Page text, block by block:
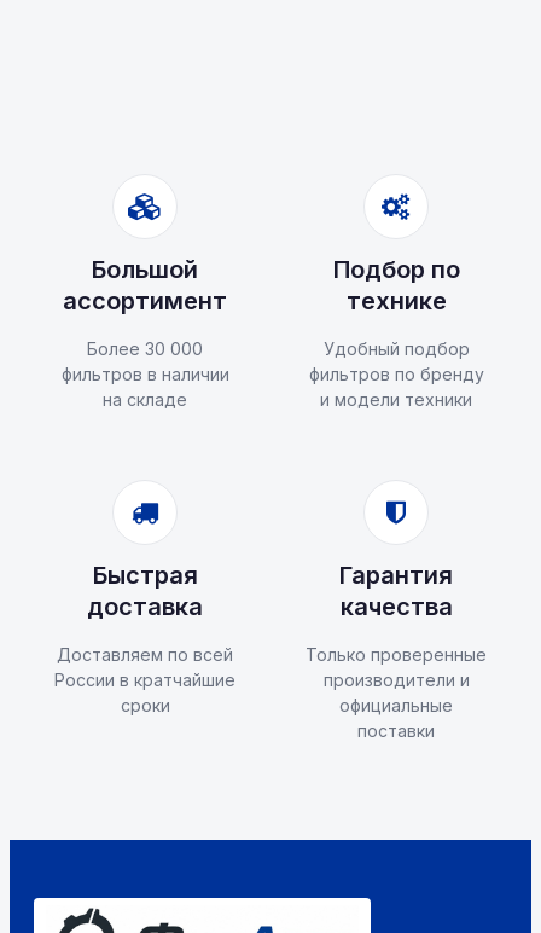
Большой
ассортимент
Более 30 000
фильтров в наличии
на складе
Подбор по
технике
Удобный подбор
фильтров по бренду
и модели техники
Быстрая
доставка
Доставляем по всей
России в кратчайшие
сроки
Гарантия
качества
Только проверенные
производители и
официальные
поставки